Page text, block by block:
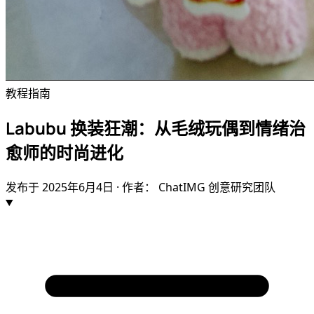
教程指南
Labubu 换装狂潮：从毛绒玩偶到情绪治
愈师的时尚进化
发布于2025年6月4日 · 作者： ChatIMG 创意研究团队